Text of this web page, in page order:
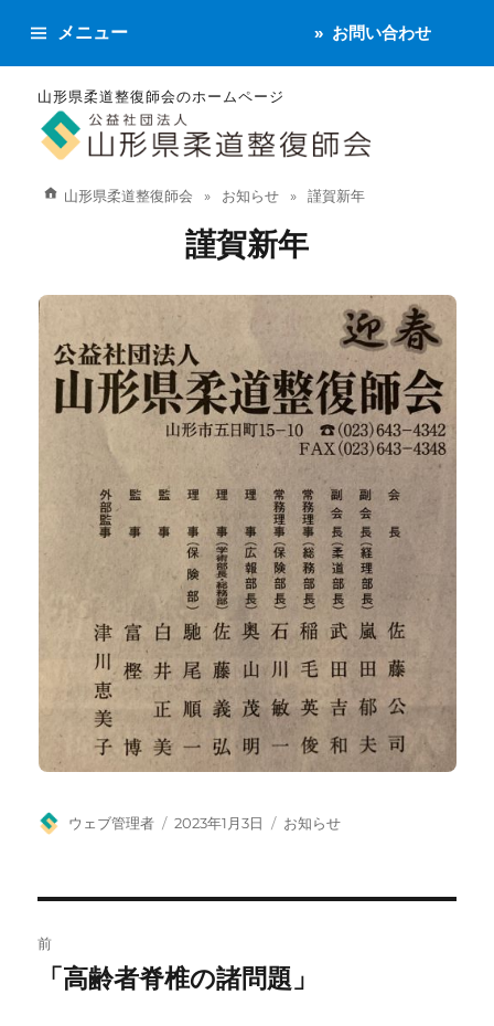
山形県柔道整復師会のホームページ
メニュー お問い合わせ
山形県柔道整復師会 お知らせ 謹賀新年
謹賀新年
投
ウェブ管理者
投
2023年1月3日
カ
お知らせ
稿
前
前「高齢者脊椎の諸問題」